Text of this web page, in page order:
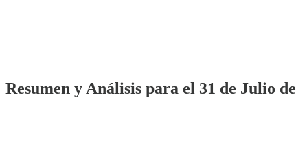
y Análisis para el 31 de Julio